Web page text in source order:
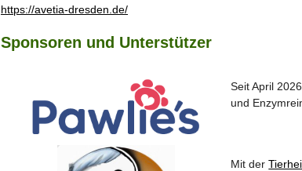
https://avetia-dresden.de/
Sponsoren und Unterstützer
Seit April
und
Mit der